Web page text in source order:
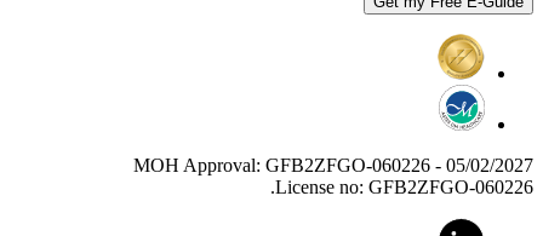
MOH Approval: GFB2ZFGO-060226 - 05/02/2027
License no: GFB2ZFGO-060226.